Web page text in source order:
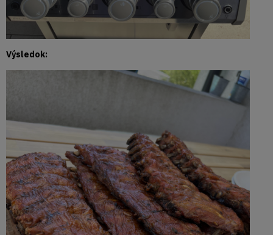
Výsledok: